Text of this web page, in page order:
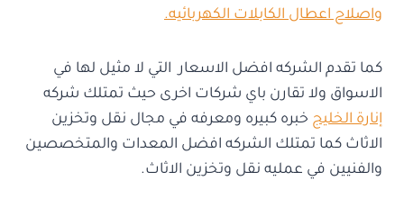
واصلاح اعطال الكابلات الكهربائيه.
كما تقدم الشركه افضل الاسعار التي لا مثيل لها في
الاسواق ولا تقارن باي شركات اخرى حيث تمتلك شركه
إنارة الخليج خبره كبيره ومعرفه في مجال نقل وتخزين
الاثاث كما تمتلك الشركه افضل المعدات والمتخصصين
والفنيين في عمليه نقل وتخزين الاثاث.